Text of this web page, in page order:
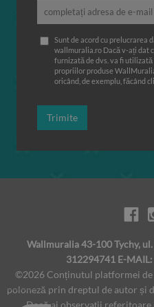
Sunt de acord cu prelucrarea
wallmuralia.ro Dacă v-ați dat
furnizată de dvs. va fi
propriilor produse
oricând, de exemplu, făcând
Trimite
Wallmuralia 43-100 Tychy,
312294741 E-MAIL:
©2026 Conținutul platformei de
poloneză prin dreptul de autor și
Dacă ai observaţii referitoare